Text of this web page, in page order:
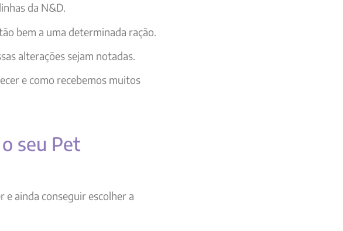
da N&D.
bem a uma determinada ração.
alterações sejam notadas.
e como recebemos muitos
seu Pet
ainda conseguir escolher a